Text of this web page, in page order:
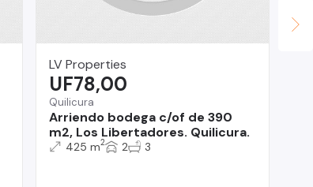
LV Properties
Quilicura
Arriendo bodega c/of de 390
m2, Los Libertadores. Quilicura.
UF78,00
425 m2 2 3